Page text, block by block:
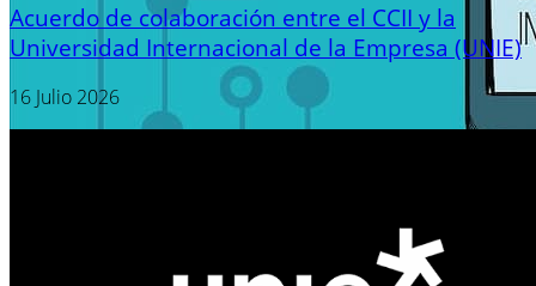
Acuerdo de colaboración entre el CCII y la
Universidad Internacional de la Empresa (UNIE)
16 Julio 2026